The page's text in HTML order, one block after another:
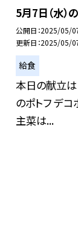
5月7日（水）
公開日 2025/05/
更新日 2025/05/
給食
本日の献立は
のポトフ デコ
主菜は...